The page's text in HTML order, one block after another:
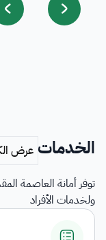
الخدمات
توفر أمانة العاصمة
ولخدمات الأفراد